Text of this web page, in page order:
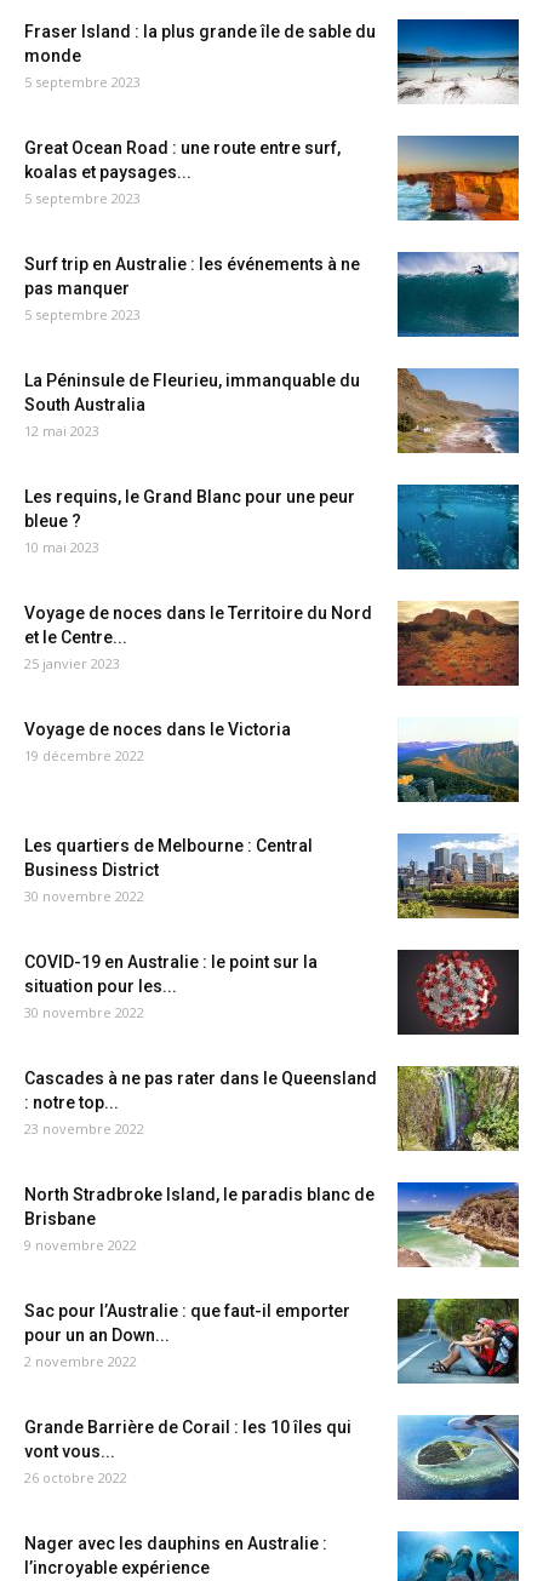
Fraser Island : la plus grande île de sable du
monde
5 septembre 2023
Great Ocean Road : une route entre surf,
koalas et paysages...
5 septembre 2023
Surf trip en Australie : les événements à ne
pas manquer
5 septembre 2023
La Péninsule de Fleurieu, immanquable du
South Australia
12 mai 2023
Les requins, le Grand Blanc pour une peur
bleue ?
10 mai 2023
Voyage de noces dans le Territoire du Nord
et le Centre...
25 janvier 2023
Voyage de noces dans le Victoria
19 décembre 2022
Les quartiers de Melbourne : Central
Business District
30 novembre 2022
COVID-19 en Australie : le point sur la
situation pour les...
30 novembre 2022
Cascades à ne pas rater dans le Queensland
: notre top...
23 novembre 2022
North Stradbroke Island, le paradis blanc de
Brisbane
9 novembre 2022
Sac pour l’Australie : que faut-il emporter
pour un an Down...
2 novembre 2022
Grande Barrière de Corail : les 10 îles qui
vont vous...
26 octobre 2022
Nager avec les dauphins en Australie :
l’incroyable expérience